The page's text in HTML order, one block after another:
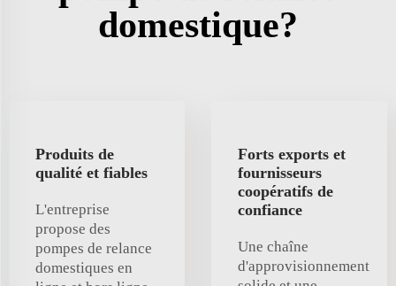
domestique?
Produits de
qualité et fiables
L'entreprise
propose des
pompes de relance
domestiques en
Forts exports et
fournisseurs
coopératifs de
confiance
Une chaîne
d'approvisionnement